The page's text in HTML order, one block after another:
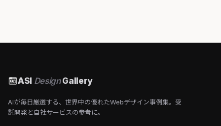
ASI DesignGallery
AIが毎日厳選する、世界中の優れたWebデザイン事例集。受
託開発と自社サービスの参考に。